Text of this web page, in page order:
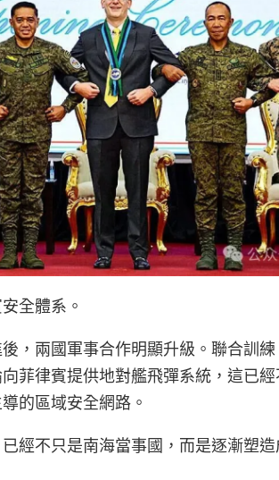
全體系。
，兩國軍事合作明顯升級。聯合訓
菲律賓提供地對艦飛彈系統，這已
的區域安全網路。
經不只是南海當事國，而是逐漸塑